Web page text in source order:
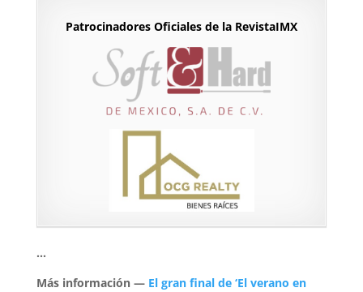
Patrocinadores Oficiales de la RevistaIMX
…
Más información — El gran final de ‘El verano en